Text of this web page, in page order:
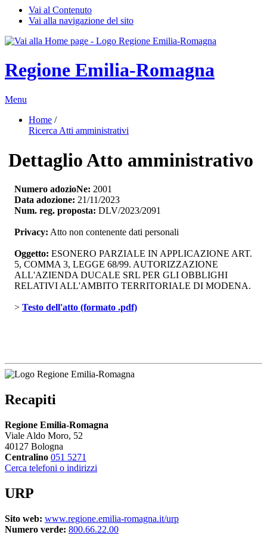
Vai al Contenuto
Vai alla navigazione del sito
Regione Emilia-Romagna
Menu
Home /
Ricerca Atti amministrativi
Dettaglio Atto amministrativo
Numero adozioNe: 2001
Data adozione: 21/11/2023
Num. reg. proposta: DLV/2023/2091
Privacy: Atto non contenente dati personali
Oggetto: ESONERO PARZIALE IN APPLICAZIONE ART.
5, COMMA 3, LEGGE 68/99. AUTORIZZAZIONE
ALL'AZIENDA DUCALE SRL PER GLI OBBLIGHI
RELATIVI ALL'AMBITO TERRITORIALE DI MODENA.
> Testo dell'atto (formato .pdf)
Recapiti
Regione Emilia-Romagna
Viale Aldo Moro, 52
40127 Bologna
Centralino 051 5271
Cerca telefoni o indirizzi
URP
Sito web: www.regione.emilia-romagna.it/urp
Numero verde: 800.66.22.00